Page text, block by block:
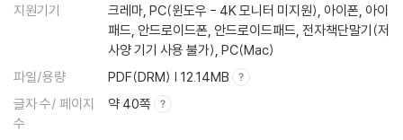
지원기기
크레마, PC(윈도우 - 4K 모니터 미지원), 아이폰, 아이
패드, 안드로이드폰, 안드로이드패드, 전자책단말기(저
사양 기기 사용 불가), PC(Mac)
파일/용량
PDF(DRM) | 12.14MB
글자 수/ 페이지
수
약 40쪽